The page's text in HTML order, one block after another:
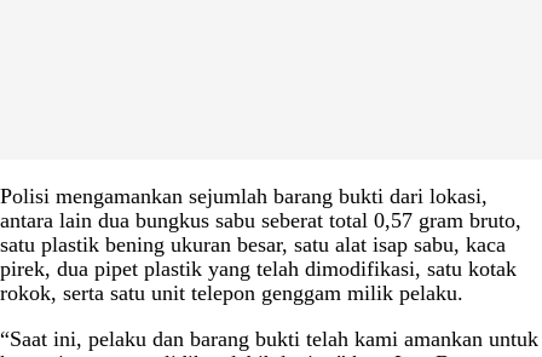
Polisi mengamankan sejumlah barang bukti dari lokasi,
antara lain dua bungkus sabu seberat total 0,57 gram bruto,
satu plastik bening ukuran besar, satu alat isap sabu, kaca
pirek, dua pipet plastik yang telah dimodifikasi, satu kotak
rokok, serta satu unit telepon genggam milik pelaku.
“Saat ini, pelaku dan barang bukti telah kami amankan untuk